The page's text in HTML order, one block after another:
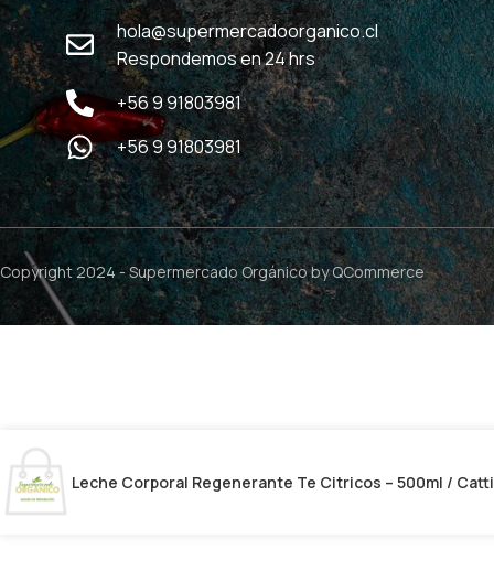
hola@supermercadoorganico.cl
Respondemos en 24 hrs
+56 9 91803981
+56 9 91803981
Copyright 2024 -Supermercado Orgánicoby QCommerce
Leche Corporal Regenerante Te Citricos – 500ml /